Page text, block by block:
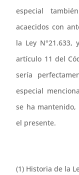
especial
acaecidos con
la Ley
artículo 11 del
sería
especial
se ha mantenido,
el presente.
(1) Historia de la